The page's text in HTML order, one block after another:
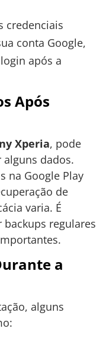
credenciais
conta Google,
após a
Após
Xperia, pode
alguns dados.
na Google Play
de
varia. É
regulares
a
alguns